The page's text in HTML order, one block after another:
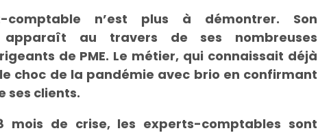
comptable n’est plus à démontrer. Son
apparaît au travers de ses nombreuses
de PME. Le métier, qui connaissait déjà
choc de la pandémie avec brio en confirmant
ses clients.
mois de crise, les experts-comptables sont